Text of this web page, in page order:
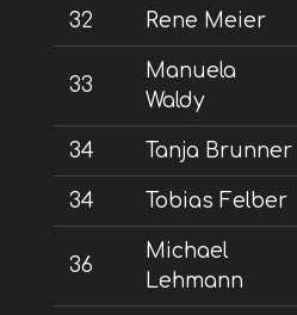
32 Rene Meier
33
Manuela
Waldy
34 Tanja Brunner
34 Tobias Felber
36
Michael
Lehmann